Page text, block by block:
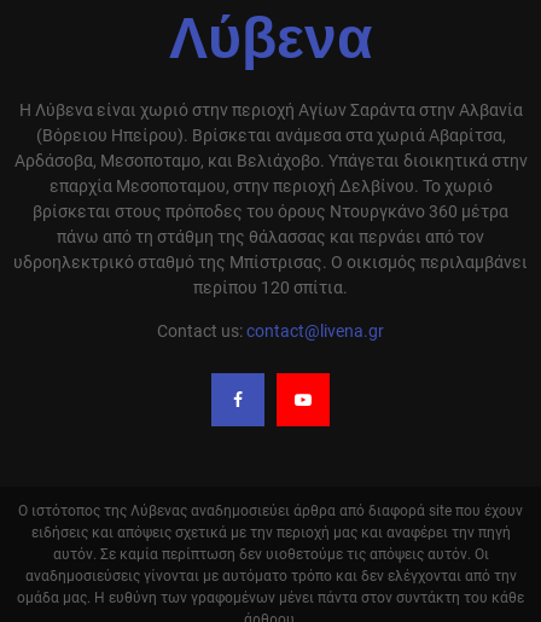
Λύβενα
Η Λύβενα είναι χωριό στην περιοχή Αγίων Σαράντα στην Αλβανία
(Βόρειου Ηπείρου). Βρίσκεται ανάμεσα στα χωριά Αβαρίτσα,
Αρδάσοβα, Μεσοποταμο, και Βελιάχοβο. Υπάγεται διοικητικά στην
επαρχία Μεσοποταμου, στην περιοχή Δελβίνου. Το χωριό
βρίσκεται στους πρόποδες του όρους Ντουργκάνο 360 μέτρα
πάνω από τη στάθμη της θάλασσας και περνάει από τον
υδροηλεκτρικό σταθμό της Μπίστρισας. Ο οικισμός περιλαμβάνει
περίπου 120 σπίτια.
Contact us:contact@livena.gr
Ο ιστότοπος της Λύβενας αναδημοσιεύει άρθρα από διαφορά site που έχουν
ειδήσεις και απόψεις σχετικά με την περιοχή μας και αναφέρει την πηγή
αυτόν. Σε καμία περίπτωση δεν υιοθετούμε τις απόψεις αυτόν. Οι
αναδημοσιεύσεις γίνονται με αυτόματο τρόπο και δεν ελέγχονται από την
ομάδα μας. Η ευθύνη των γραφομένων μένει πάντα στον συντάκτη του κάθε